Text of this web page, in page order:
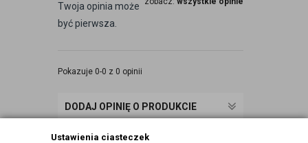
Ustawienia ciasteczek
Twoja opinia może
być pierwsza.
Pokazuje 0-0 z 0 opinii
DODAJ OPINIĘ O PRODUKCIE